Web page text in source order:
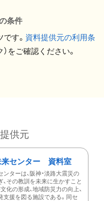
条件
す。 資料提供元の利用条
をご確認ください。
供元
来センター 資料室
ンターは、阪神・淡路大震災の
、その教訓を未来に生かすこと
化の形成、地域防災力の向上、
支援を図る施設である。同セ